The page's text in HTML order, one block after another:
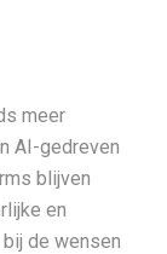
meer
AI-gedreven
blijven
en
de wensen